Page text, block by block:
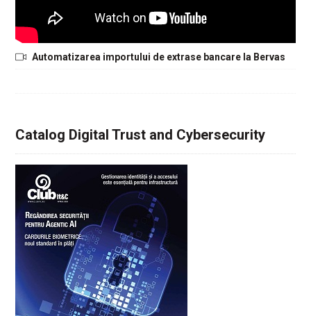
Automatizarea importului de extrase bancare la Bervas
Catalog Digital Trust and Cybersecurity